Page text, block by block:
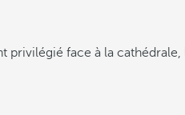
privilégié face à la cathédrale,